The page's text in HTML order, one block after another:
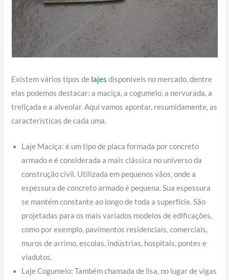
Existem vários tipos de lajes disponíveis no mercado, dentre
elas podemos destacar: a maciça, a cogumelo, a nervurada, a
treliçada e a alveolar. Aqui vamos apontar, resumidamente, as
características de cada uma.
Laje Maciça: é um tipo de placa formada por concreto
armado e é considerada a mais clássica no universo da
construção civil. Utilizada em pequenos vãos, onde a
espessura de concreto armado é pequena. Sua espessura
se mantém constante ao longo de toda a superfície. São
projetadas para os mais variados modelos de edificações,
como por exemplo, pavimentos residenciais, comerciais,
muros de arrimo, escolas, indústrias, hospitais, pontes e
viadutos.
Laje Cogumelo: Também chamada de lisa, no lugar de vigas